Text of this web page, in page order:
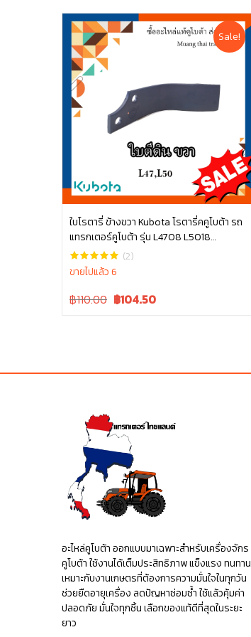
Sale!
ใบโรตารี่ ข้างขวา Kubota โรตารี่คคูโบต้า รถ
แทรกเตอร์คูโบต้า รุ่น L4708 L5018
W9518-54071(2)
ขายไปแล้ว 6
Original
฿110.00 Current
฿104.50
หยิบใส่ตะกร้า
อะไหล่คูโบต้า ออกแบบมาเฉพาะสำหรับเครื่องจักร
คูโบต้า ใช้งานได้เต็มประสิทธิภาพ แข็งแรง ทนทาน
เหมาะกับงานเกษตรที่ต้องการความมั่นใจในทุกวัน
ช่วยยืดอายุเครื่อง ลดปัญหาซ่อมซ้ำ ใช้แล้วคุ้มค่า
ปลอดภัย มั่นใจทุกชิ้น เลือกของแท้ดีที่สุดในระยะ
ยาว